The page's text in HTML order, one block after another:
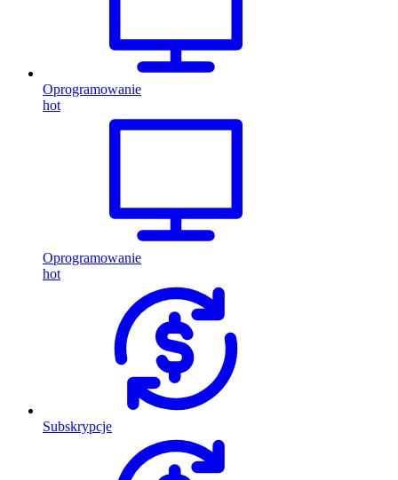
Oprogramowanie
hot
Oprogramowanie
hot
Subskrypcje